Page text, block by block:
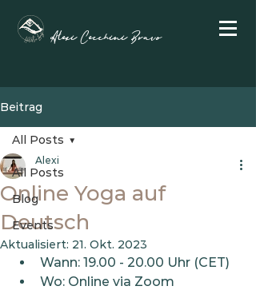
Alexi Cecchini Bravo
Beitrag
All Posts
Blog
Events
All Posts
Online Yoga auf
Deutsch
Alexi
Aktualisiert: 21. Okt. 2023
Wann: 19.00 - 20.00 Uhr (CET)
Wo: Online via Zoom